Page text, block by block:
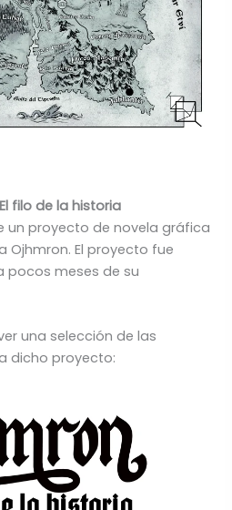
filo de la historia
un proyecto de novela gráfica
Ojhmron. El proyecto fue
pocos meses de su
una selección de las
dicho proyecto: